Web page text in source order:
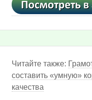
Читайте также:
составить «умную»
качества